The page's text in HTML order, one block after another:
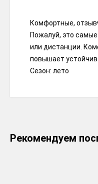
Комфортные,
Пожалуй, это
или дистанции.
повышает
Сезон: лето
Рекомендуем